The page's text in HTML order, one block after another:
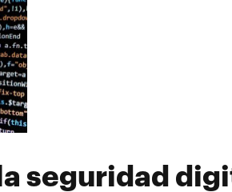
seguridad